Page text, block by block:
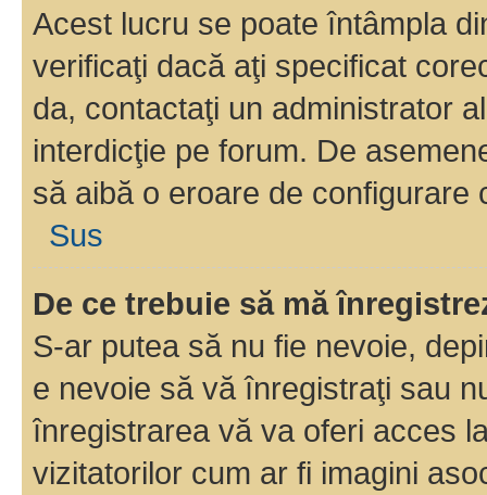
Acest lucru se poate întâmpla
verificaţi dacă aţi specificat
da, contactaţi un administrator
interdicţie pe forum. De
să aibă o eroare de configurare
Sus
De ce trebuie să mă
S-ar putea să nu fie nevoie,
e nevoie să vă înregistraţi sau
înregistrarea vă va oferi acces
vizitatorilor cum ar fi imagini